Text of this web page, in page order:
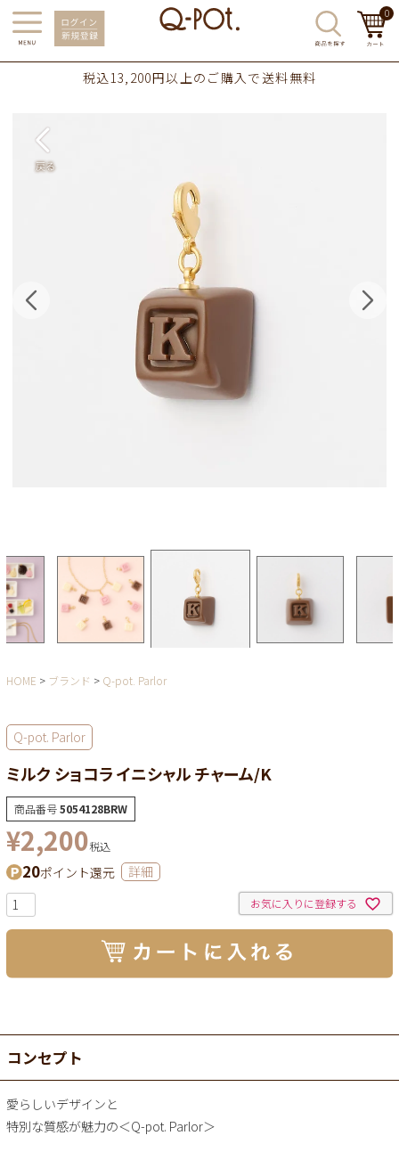
0
税込13,200円以上のご購入で送料無料
HOME ブランド Q-pot. Parlor
Q-pot. Parlor
ミルク ショコラ イニシャル チャーム/K
商品番号5054128BRW
¥2,200税込
20ポイント還元 詳細
お気に入りに登録する
コンセプト
愛らしいデザインと
特別な質感が魅力の＜Q-pot. Parlor＞